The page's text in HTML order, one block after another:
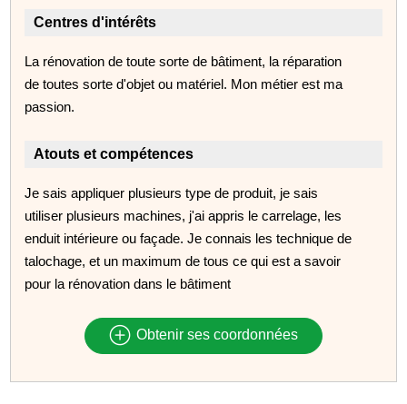
Centres d'intérêts
La rénovation de toute sorte de bâtiment, la réparation
de toutes sorte d'objet ou matériel. Mon métier est ma
passion.
Atouts et compétences
Je sais appliquer plusieurs type de produit, je sais
utiliser plusieurs machines, j'ai appris le carrelage, les
enduit intérieure ou façade. Je connais les technique de
talochage, et un maximum de tous ce qui est a savoir
pour la rénovation dans le bâtiment
Obtenir ses coordonnées